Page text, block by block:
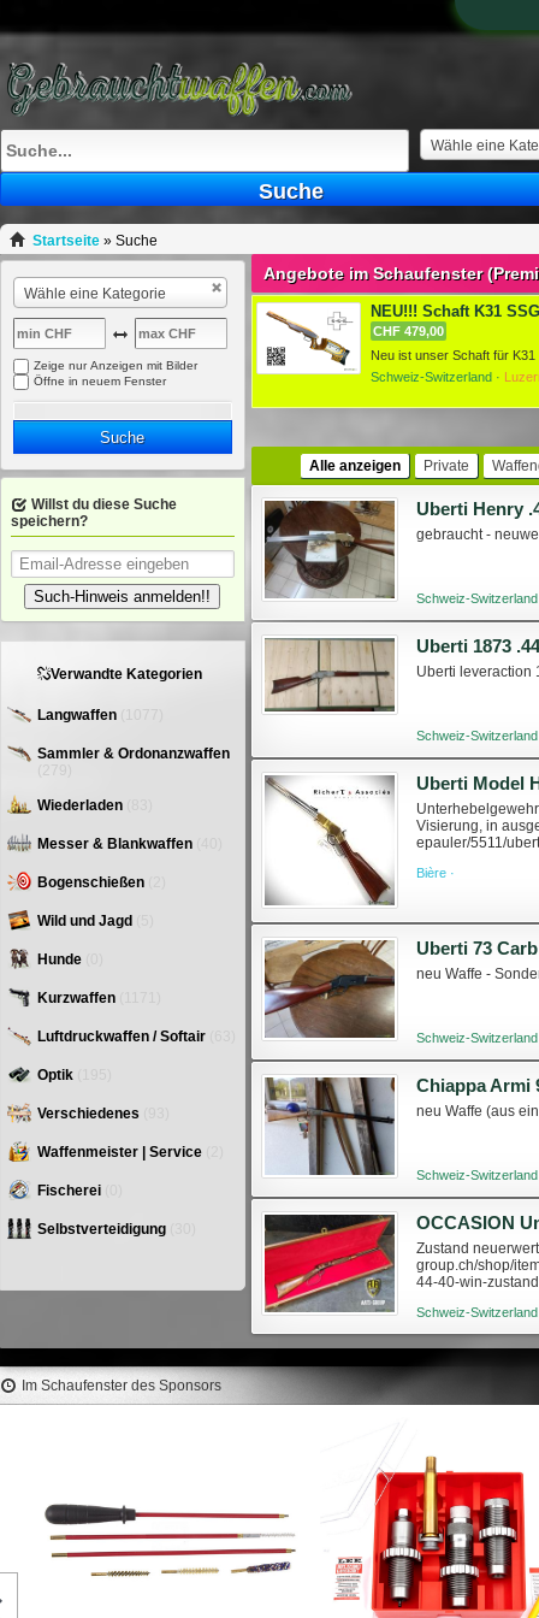
Wähle eine
Suche
Startseite» Suche
Angebote im Schaufenster
NEU!!! Schaft K31
CHF 479,00
Schweiz-Switzerland ·
Alle anzeigen Private
Uberti Henry
gebraucht -
Schweiz-
Uberti 1873
Uberti leveraction
Schweiz-
Uberti Model
Visierung, in
epauler/5511/
Bière ·
Uberti 73
neu Waffe -
Schweiz-
Chiappa Armi
neu Waffe (aus
Schweiz-
Zustand
group.ch/shop/
44-40-win-
Schweiz-
Wähle eine Kategorie
Zeige nur Anzeigen mit Bilder
Öffne in neuem Fenster
Suche
Willst du diese Suche
speichern?
Such-Hinweis anmelden!!
Verwandte Kategorien
Langwaffen (1077)
Sammler & Ordonanzwaffen
(279)
Wiederladen
Messer & Blankwaffen
Bogenschießen
Wild und Jagd
Hunde
Kurzwaffen
Luftdruckwaffen / Softair
Optik
Verschiedenes
Waffenmeister | Service
Fischerei
Selbstverteidigung
Im Schaufenster des Sponsors
279,90 €